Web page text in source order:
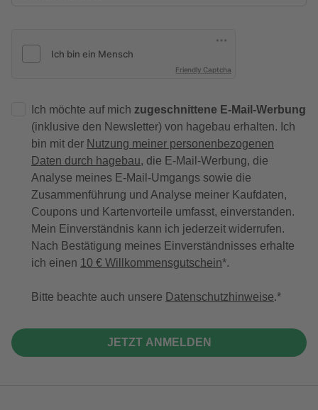
Friendly Captcha
Ich möchte auf mich zugeschnittene E-Mail-Werbung
(inklusive den Newsletter) von hagebau erhalten. Ich
bin mit der Nutzung meiner personenbezogenen
Daten durch hagebau, die E-Mail-Werbung, die
Analyse meines E-Mail-Umgangs sowie die
Zusammenführung und Analyse meiner Kaufdaten,
Coupons und Kartenvorteile umfasst, einverstanden.
Mein Einverständnis kann ich jederzeit widerrufen.
Nach Bestätigung meines Einverständnisses erhalte
ich einen 10 € Willkommensgutschein*.
Bitte beachte auch unsere Datenschutzhinweise.
JETZT ANMELDEN